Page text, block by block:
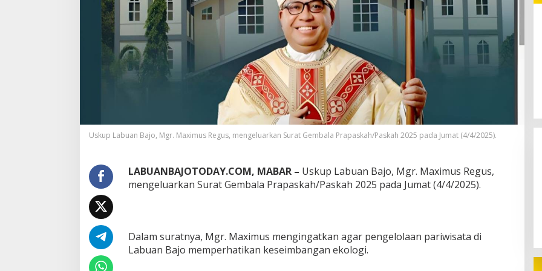
Uskup Labuan Bajo, Mgr. Maximus Regus, mengeluarkan Surat Gembala Prapaskah/Paskah 2025 pada Jumat (4/4/2025).
LABUANBAJOTODAY.COM, MABAR – Uskup Labuan Bajo, Mgr. Maximus Regus,
mengeluarkan Surat Gembala Prapaskah/Paskah 2025 pada Jumat (4/4/2025).
Dalam suratnya, Mgr. Maximus mengingatkan agar pengelolaan pariwisata di
Labuan Bajo memperhatikan keseimbangan ekologi.
232 Ribu Wisatawan Gunakan
Transportasi Laut di Labuan Bajo,
DPR Minta Keselamatan Jadi
Prioritas